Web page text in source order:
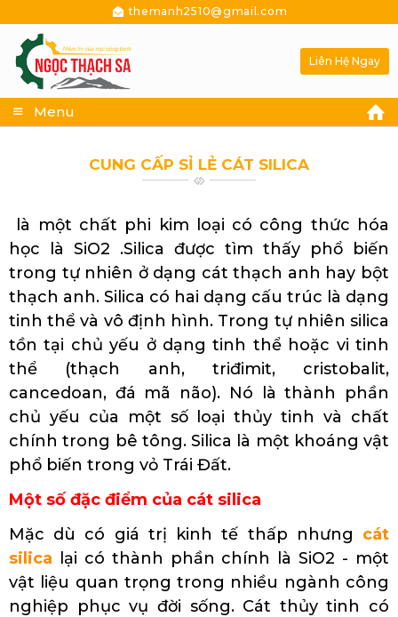
themanh2510@gmail.com
Menu
Liên Hệ Ngay
CUNG CẤP SỈ LẺ CÁT SILICA
là một chất phi kim loại có công thức hóa
học là SiO2 .Silica được tìm thấy phổ biến
trong tự nhiên ở dạng cát thạch anh hay bột
thạch anh. Silica có hai dạng cấu trúc là dạng
tinh thể và vô định hình. Trong tự nhiên silica
tồn tại chủ yếu ở dạng tinh thể hoặc vi tinh
thể (thạch anh, triđimit, cristobalit,
cancedoan, đá mã não). Nó là thành phần
chủ yếu của một số loại thủy tinh và chất
chính trong bê tông. Silica là một khoáng vật
phổ biến trong vỏ Trái Đất.
Một số đặc điểm của cát silica
Mặc dù có giá trị kinh tế thấp nhưng cát
silica lại có thành phần chính là SiO2 - một
vật liệu quan trọng trong nhiều ngành công
nghiệp phục vụ đời sống. Cát thủy tinh có